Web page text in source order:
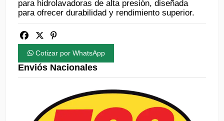
para hidrolavadoras de alta presión, diseñada
para ofrecer durabilidad y rendimiento superior.
Cotizar por WhatsApp
Enviós Nacionales